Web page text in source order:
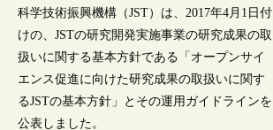
科学技術振興機構（JST）は、2017年4月1日付
けの、JSTの研究開発実施事業の研究成果の取
扱いに関する基本方針である「オープンサイ
エンス促進に向けた研究成果の取扱いに関す
るJSTの基本方針」とその運用ガイドラインを
公表しました。